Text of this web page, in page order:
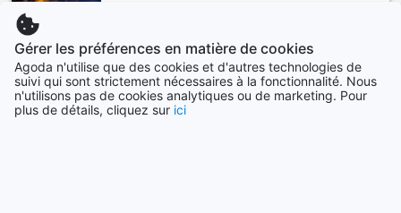
44626 établissements
Canada
34881 établissements
Gérer les préférences en matière de cookies
Agoda n'utilise que des cookies et d'autres technologies de
suivi qui sont strictement nécessaires à la fonctionnalité. Nous
n'utilisons pas de cookies analytiques ou de marketing. Pour
plus de détails, cliquez sur ici